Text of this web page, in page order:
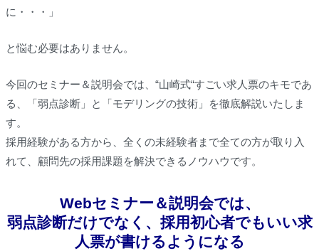
に・・・」
と悩む必要はありません。
今回のセミナー＆説明会では、“山崎式“すごい求人票のキモであ
る、「弱点診断」と「モデリングの技術」を徹底解説いたしま
す。
採用経験がある方から、全くの未経験者まで全ての方が取り入
れて、顧問先の採用課題を解決できるノウハウです。
Webセミナー＆説明会では、
弱点診断だけでなく、採用初心者でもいい求
人票が書けるようになる